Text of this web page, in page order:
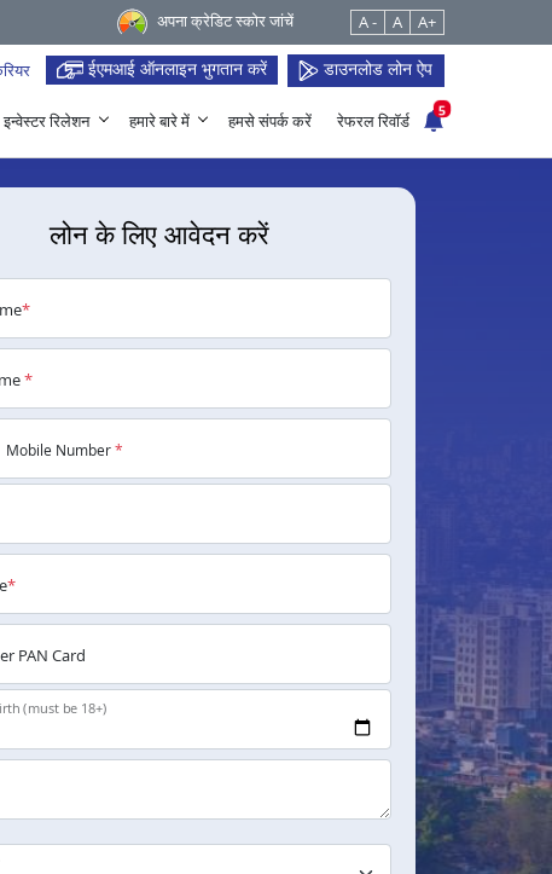
अपना क्रेडिट स्कोर जांचें A - A A+
ईएमआई ऑनलाइन भुगतान करें डाउनलोड लोन ऐप
इन्वेस्टर रिलेशन हमारे बारे में हमसे संपर्क करें रेफरल रिवॉर्ड
5
लोन के लिए आवेदन करें
*
*
Mobile Number*
*
PAN Card
(must be 18+)